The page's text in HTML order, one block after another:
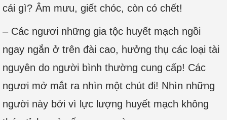
cái gì? Âm mưu, giết chóc, còn có chết!
– Các ngươi những gia tộc huyết mạch ngồi
ngay ngắn ở trên đài cao, hưởng thụ các loại tài
nguyên do người bình thường cung cấp! Các
ngươi mở mắt ra nhìn một chút đi! Nhìn những
người này bởi vì lực lượng huyết mạch không